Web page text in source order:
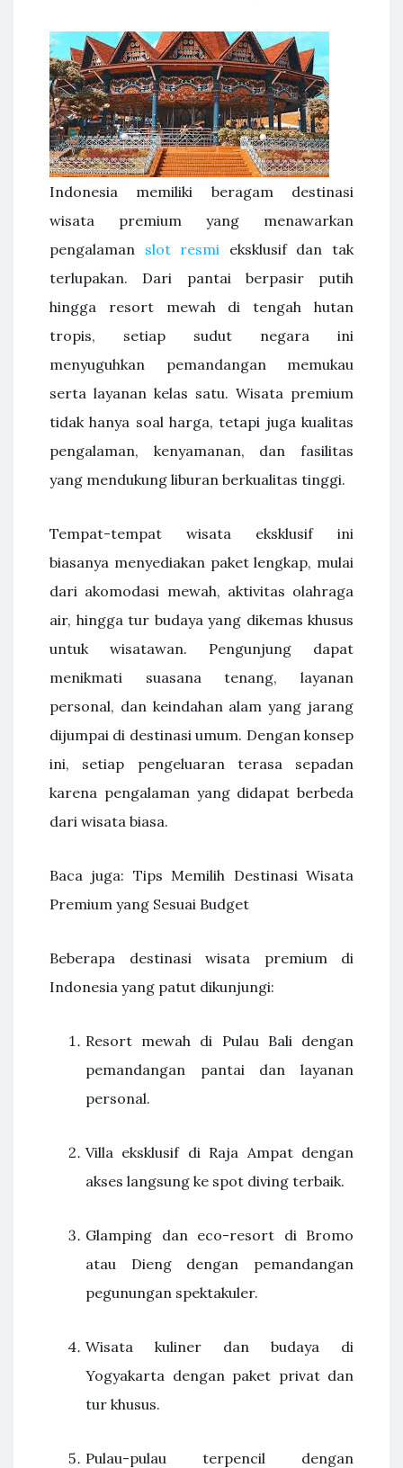
Indonesia memiliki beragam destinasi
wisata premium yang menawarkan
pengalaman slot resmi eksklusif dan tak
terlupakan. Dari pantai berpasir putih
hingga resort mewah di tengah hutan
tropis, setiap sudut negara ini
menyuguhkan pemandangan memukau
serta layanan kelas satu. Wisata premium
tidak hanya soal harga, tetapi juga kualitas
pengalaman, kenyamanan, dan fasilitas
yang mendukung liburan berkualitas tinggi.
Tempat-tempat wisata eksklusif ini
biasanya menyediakan paket lengkap, mulai
dari akomodasi mewah, aktivitas olahraga
air, hingga tur budaya yang dikemas khusus
untuk wisatawan. Pengunjung dapat
menikmati suasana tenang, layanan
personal, dan keindahan alam yang jarang
dijumpai di destinasi umum. Dengan konsep
ini, setiap pengeluaran terasa sepadan
karena pengalaman yang didapat berbeda
dari wisata biasa.
Baca juga: Tips Memilih Destinasi Wisata
Premium yang Sesuai Budget
Beberapa destinasi wisata premium di
Indonesia yang patut dikunjungi:
Resort mewah di Pulau Bali dengan
pemandangan pantai dan layanan
personal.
Villa eksklusif di Raja Ampat dengan
akses langsung ke spot diving terbaik.
Glamping dan eco-resort di Bromo
atau Dieng dengan pemandangan
pegunungan spektakuler.
Wisata kuliner dan budaya di
Yogyakarta dengan paket privat dan
tur khusus.
Pulau-pulau terpencil dengan